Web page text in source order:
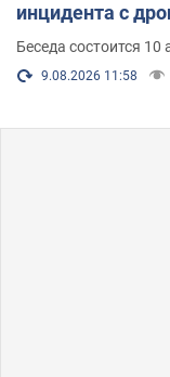
инцидента с
Беседа состоится 10
9.08.2026 11:58